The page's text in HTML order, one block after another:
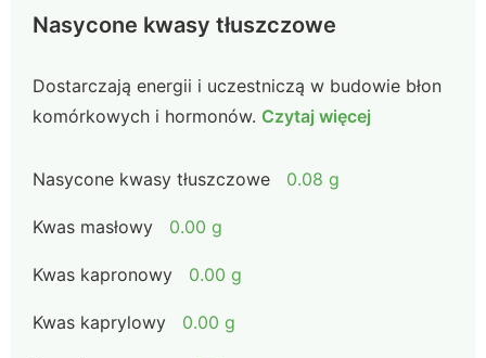
Nasycone kwasy tłuszczowe
Dostarczają energii i uczestniczą w budowie błon
komórkowych i hormonów. Czytaj więcej
Nasycone kwasy tłuszczowe 0.08 g
Kwas masłowy 0.00 g
Kwas kapronowy 0.00 g
Kwas kaprylowy 0.00 g